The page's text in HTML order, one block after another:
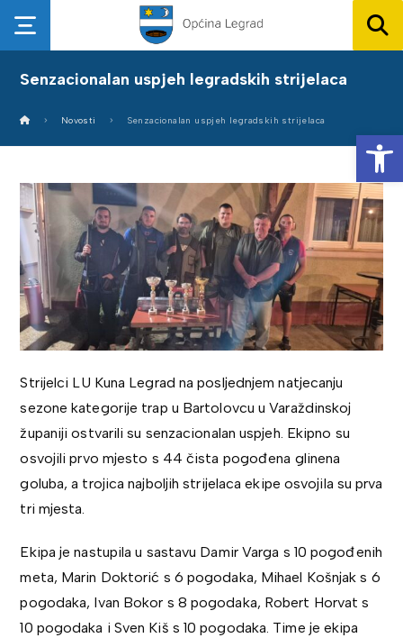
Senzacionalan uspjeh legradskih strijelaca
Novosti Senzacionalan uspjeh legradskih strijelaca
Strijelci LU Kuna Legrad na posljednjem natjecanju
sezone kategorije trap u Bartolovcu u Varaždinskoj
županiji ostvarili su senzacionalan uspjeh. Ekipno su
osvojili prvo mjesto s 44 čista pogođena glinena
goluba, a trojica najboljih strijelaca ekipe osvojila su prva
tri mjesta.
Ekipa je nastupila u sastavu Damir Varga s 10 pogođenih
meta, Marin Doktorić s 6 pogodaka, Mihael Košnjak s 6
pogodaka, Ivan Bokor s 8 pogodaka, Robert Horvat s
10 pogodaka i Sven Kiš s 10 pogodaka. Time je ekipa